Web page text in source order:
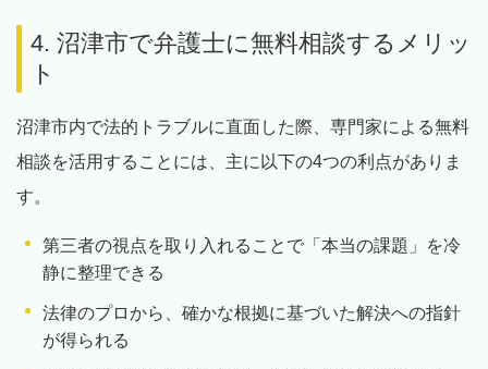
4. 沼津市で弁護士に無料相談するメリッ
ト
沼津市内で法的トラブルに直面した際、専門家による無料
相談を活用することには、主に以下の4つの利点がありま
す。
第三者の視点を取り入れることで「本当の課題」を冷
静に整理できる
法律のプロから、確かな根拠に基づいた解決への指針
が得られる